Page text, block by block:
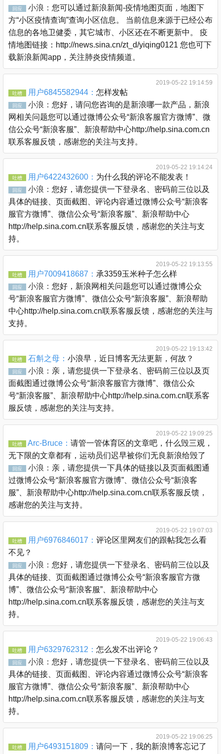
回应 小浪： 您可以通过新浪新闻-疫情地图页面，地图下
方“小区疫情查询”查询小区信息。 当前信息来源于已经公布
信息的各地卫健委，其它城市、小区还在不断更新中。 疫
情地图链接：http://news.sina.cn/zt_d/yiqing0121 您也可下
载新浪新闻app，关注肺炎疫情频道。
2019-05-22 19:14:59
吐槽 用户6845582944： 怎样发帖
回应 小浪： 您好，请问您咨询的是新浪哪一款产品，新浪
网相关问题您可以通过微博公众号“新浪客服官方微博”、微
信公众号“新浪客服”、新浪帮助中心http://help.sina.com.cn
联系客服反馈，感谢您的关注与支持。
2019-05-22 19:14:24
吐槽 用户6422432600： 为什么我的评论不能发表！
回应 小浪： 您好，请您提供一下登录名、密码前三位以及
具体的链接、页面截图、评论内容通过微博公众号“新浪客
服官方微博”、微信公众号“新浪客服”、新浪帮助中心
http://help.sina.com.cn联系客服反馈，感谢您的关注与支
持。
2019-05-22 19:13:55
吐槽 用户7009418687： 承3359玉米种子怎么样
回应 小浪： 您好，新浪网相关问题您可以通过微博公众
号“新浪客服官方微博”、微信公众号“新浪客服”、新浪帮助
中心http://help.sina.com.cn联系客服反馈，感谢您的关注与
支持。
2019-05-22 19:13:42
吐槽 石斛之母： 小浪早，近日博客无法更新，何故？
回应 小浪： 亲，请您提供一下登录名、密码前三位以及页
面截图通过微博公众号“新浪客服官方微博”、微信公众
号“新浪客服”、新浪帮助中心http://help.sina.com.cn联系客
服反馈，感谢您的关注与支持。
2019-05-22 19:09:25
吐槽 Arc-Bruce： 请管一管体育区的文章吧，什么毁三观，
无下限的文章都有，运动员们迟早被你们无良新浪给毁了
回应 小浪： 亲，请您提供一下具体的链接以及页面截图通
过微博公众号“新浪客服官方微博”、微信公众号“新浪客
服”、新浪帮助中心http://help.sina.com.cn联系客服反馈，
感谢您的关注与支持。
2019-05-22 19:07:03
吐槽 用户6976846017： 评论区里网友们的跟帖我怎么看
不见？
回应 小浪： 您好，请您提供一下登录名、密码前三位以及
具体的链接、页面截图通过微博公众号“新浪客服官方微
博”、微信公众号“新浪客服”、新浪帮助中心
http://help.sina.com.cn联系客服反馈，感谢您的关注与支
持。
2019-05-22 19:06:43
吐槽 用户6329762312： 怎么发不出评论？
回应 小浪： 您好，请您提供一下登录名、密码前三位以及
具体的链接、页面截图、评论内容通过微博公众号“新浪客
服官方微博”、微信公众号“新浪客服”、新浪帮助中心
http://help.sina.com.cn联系客服反馈，感谢您的关注与支
持。
2019-05-22 19:06:25
吐槽 用户6493151809： 请问一下，我的新浪博客忘记了